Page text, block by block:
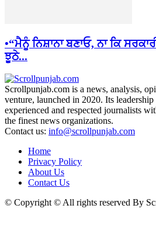
•“ਮੈਨੂੰ ਨਿਸ਼ਾਨਾ ਬਣਾਓ, ਨਾ ਕਿ
ਝੂਠੇ...
Scrollpunjab.com is a news, analysis,
venture, launched in 2020. Its
experienced and respected journalists
the finest news organizations.
Contact us: info@scrollpunjab.com
Home
Privacy Policy
About Us
Contact Us
© Copyright © All rights reserved By